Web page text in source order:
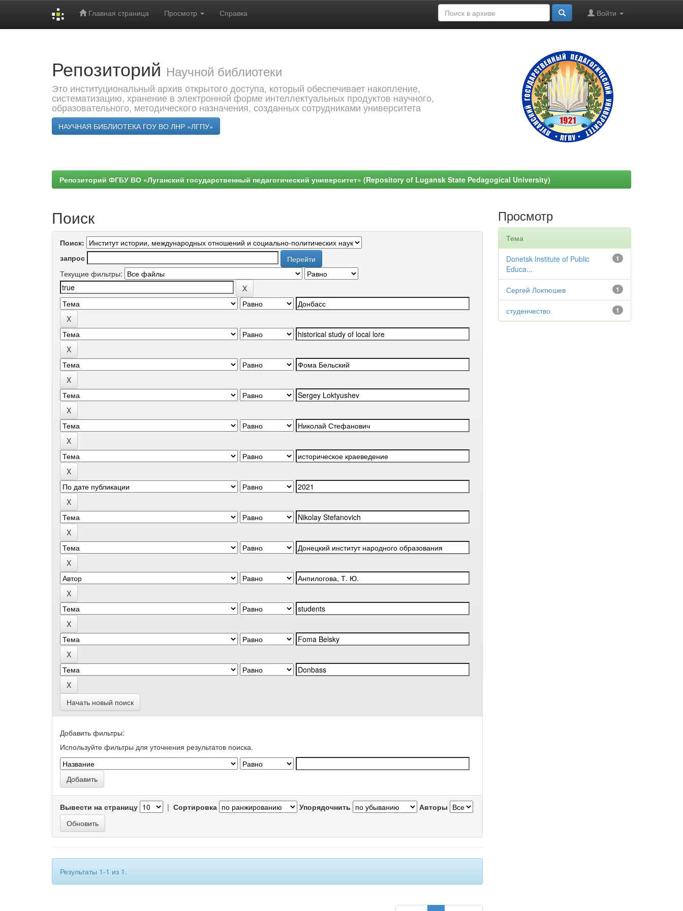
Главная страница Просмотр Справка Войти
Репозиторий Научной библиотеки
Это институциональный архив открытого доступа, который обеспечивает накопление,
систематизацию, хранение в электронной форме интеллектуальных продуктов научного,
образовательного, методического назначения, созданных сотрудниками университета
НАУЧНАЯ БИБЛИОТЕКА ГОУ ВО ЛНР «ЛГПУ»
Репозиторий ФГБУ ВО «Луганский государственный педагогический университет» (Repository of Lugansk State Pedagogical University)
Поиск
Поиск:
запрос
Текущие фильтры:
Начать новый поиск
Добавить фильтры:
Используйте фильтры для уточнения результатов поиска.
Вывести на страницу | Сортировка Упорядочнить Авторы
Результаты 1-1 из 1.
Просмотр
Тема
1
Donetsk Institute of Public
Educa...
1
Сергей Локтюшев
1
студенчество